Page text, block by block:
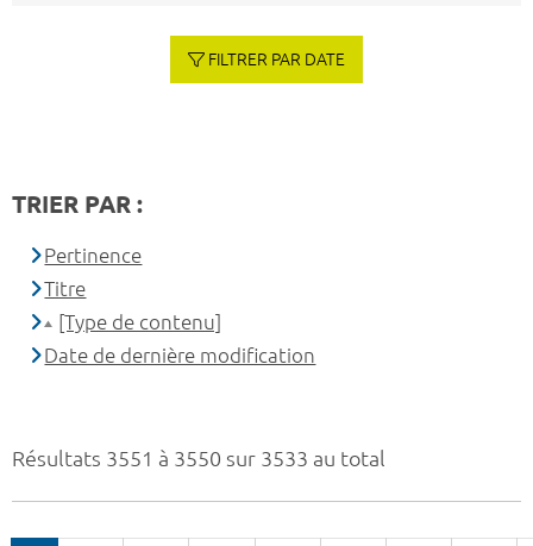
Résultats 3551 à 3550 sur 3533 au total
FILTRER PAR DATE
TRIER PAR :
Pertinence
Titre
[Type de contenu]
Date de dernière modification